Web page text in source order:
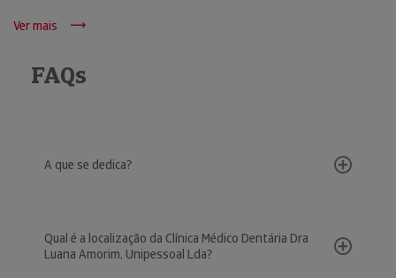
Ver mais
FAQs
A que se dedica?
Qual é a localização da Clínica Médico Dentária Dra
Luana Amorim, Unipessoal Lda?